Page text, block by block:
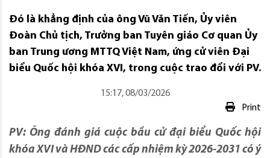
Đó là khẳng định của ông Vũ Văn Tiến, Ủy viên
Đoàn Chủ tịch, Trưởng ban Tuyên giáo Cơ quan Ủy
ban Trung ương MTTQ Việt Nam, ứng cử viên Đại
biểu Quốc hội khóa XVI, trong cuộc trao đổi với PV.
15:17, 08/03/2026
Print
PV: Ông đánh giá cuộc bầu cử đại biểu Quốc hội
khóa XVI và HĐND các cấp nhiệm kỳ 2026-2031 có ý